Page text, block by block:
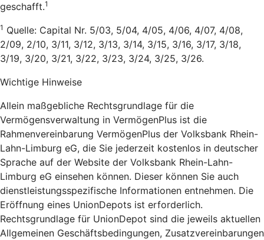
geschafft.1
1 Quelle: Capital Nr. 5/03, 5/04, 4/05, 4/06, 4/07, 4/08,
2/09, 2/10, 3/11, 3/12, 3/13, 3/14, 3/15, 3/16, 3/17, 3/18,
3/19, 3/20, 3/21, 3/22, 3/23, 3/24, 3/25, 3/26.
Wichtige Hinweise
Allein maßgebliche Rechtsgrundlage für die
Vermögensverwaltung in VermögenPlus ist die
Rahmenvereinbarung VermögenPlus der Volksbank Rhein-
Lahn-Limburg eG, die Sie jederzeit kostenlos in deutscher
Sprache auf der Website der Volksbank Rhein-Lahn-
Limburg eG einsehen können. Dieser können Sie auch
dienstleistungsspezifische Informationen entnehmen. Die
Eröffnung eines UnionDepots ist erforderlich.
Rechtsgrundlage für UnionDepot sind die jeweils aktuellen
Allgemeinen Geschäftsbedingungen, Zusatzvereinbarungen